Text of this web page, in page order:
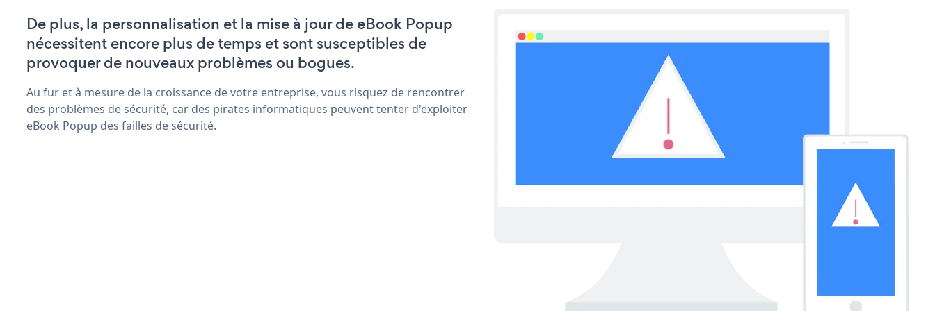
De plus, la personnalisation et la mise à jour de eBook Popup
nécessitent encore plus de temps et sont susceptibles de
provoquer de nouveaux problèmes ou bogues.
Au fur et à mesure de la croissance de votre entreprise, vous risquez de rencontrer
des problèmes de sécurité, car des pirates informatiques peuvent tenter d'exploiter
eBook Popup des failles de sécurité.